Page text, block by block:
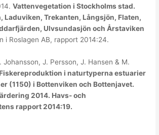
Vattenvegetation i Stockholms stad.
Laduviken, Trekanten, Långsjön, Flaten,
Ulvsundasjön och Årstaviken
i Roslagen AB, rapport 2014:24.
Johansson, J. Persson, J. Hansen & M.
Fiskereproduktion i naturtyperna estuarier
(1150) i Bottenviken och Bottenjavet.
2014. Havs- och
rapport 2014:19.